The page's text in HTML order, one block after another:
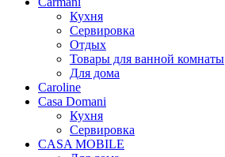
Кухня
Сервировка
Отдых
Товары для ванной комнаты
Для дома
Caroline
Casa Domani
Кухня
Сервировка
CASA MOBILE